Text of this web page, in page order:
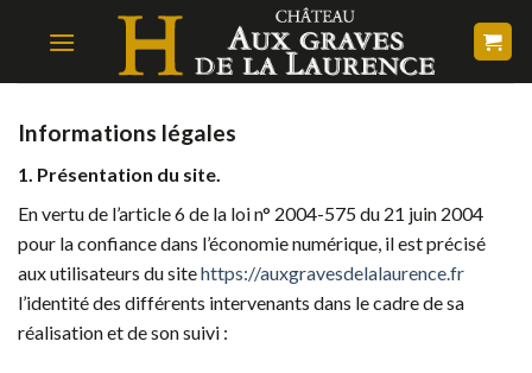
Informations légales
1. Présentation du site.
En vertu de l’article 6 de la loi n° 2004-575 du 21 juin 2004
pour la confiance dans l’économie numérique, il est précisé
aux utilisateurs du sitehttps://auxgravesdelalaurence.fr
l’identité des différents intervenants dans le cadre de sa
réalisation et de son suivi :